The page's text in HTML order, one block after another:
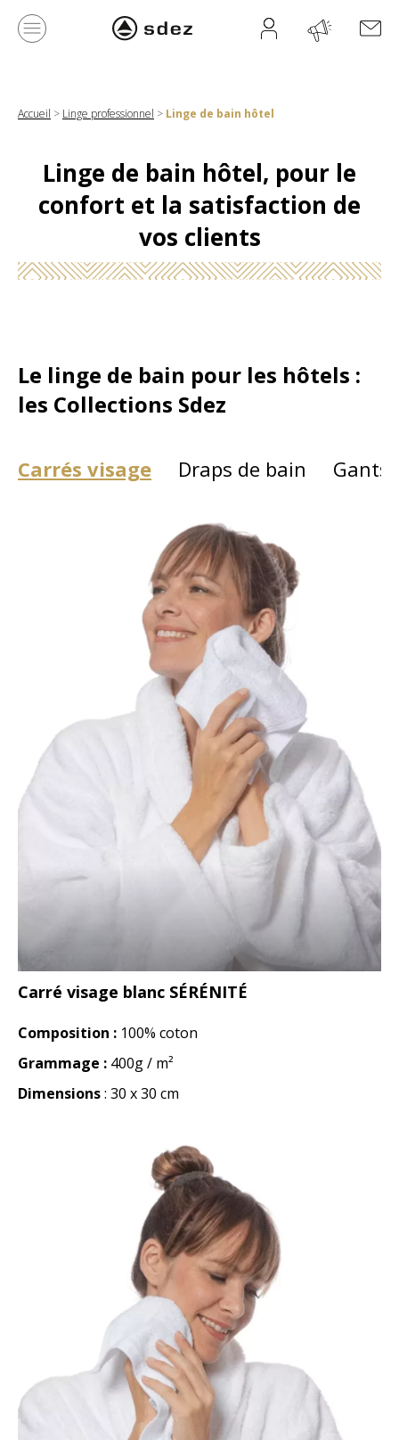
Accueil > Linge professionnel > Linge de bain hôtel
Linge de bain hôtel, pour le
confort et la satisfaction de
vos clients
Le linge de bain pour les hôtels :
les Collections Sdez
Carrés visage Draps de bain Gants
Carré visage blanc SÉRÉNITÉ
Composition : 100% coton
Grammage : 400g / m²
Dimensions: 30 x 30 cm